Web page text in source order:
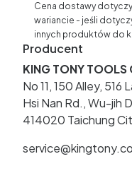
Cena dostawy
wariancie - jeśli
innych produktów do
Producent
KING TONY
No 11, 150 Alley, 516
Hsi Nan Rd., Wu-jih
414020 Taichung